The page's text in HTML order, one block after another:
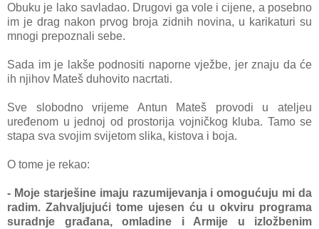
Obuku je lako savladao. Drugovi ga vole i cijene, a posebno
im je drag nakon prvog broja zidnih novina, u karikaturi su
mnogi prepoznali sebe.
Sada im je lakše podnositi naporne vježbe, jer znaju da će
ih njihov Mateš duhovito nacrtati.
Sve slobodno vrijeme Antun Mateš provodi u ateljeu
uređenom u jednoj od prostorija vojničkog kluba. Tamo se
stapa sva svojim svijetom slika, kistova i boja.
O tome je rekao:
- Moje starješine imaju razumijevanja i omogućuju mi da
radim. Zahvaljujući tome ujesen ću u okviru programa
suradnje građana, omladine i Armije u izložbenim